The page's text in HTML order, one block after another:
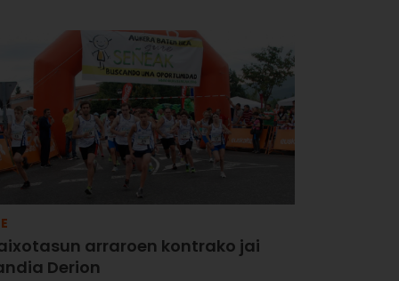
baita Euskadin ere.
arraroen kontrako jai
Derion